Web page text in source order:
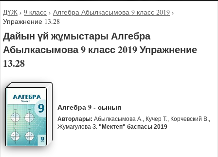
ДҮЖ › 9 класс › Алгебра Абылкасымова 9 класс 2019 ›
Упражнение 13.28
Дайын үй жұмыстары Алгебра
Абылкасымова 9 класс 2019 Упражнение
13.28
Алгебра 9 - сынып
Авторлары: Абылкасымова А., Кучер Т., Корчевский В.,
Жумагулова З. "Мектеп" баспасы 2019